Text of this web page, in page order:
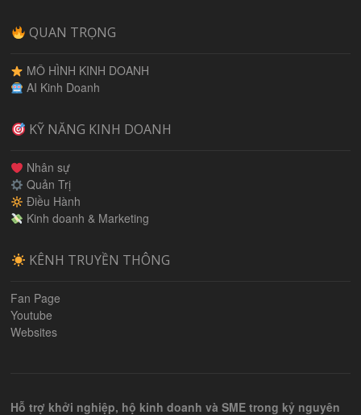
QUAN TRỌNG
MÔ HÌNH KINH DOANH
AI Kinh Doanh
KỸ NĂNG KINH DOANH
Nhân sự
Quản Trị
Điều Hành
Kinh doanh & Marketing
KÊNH TRUYỀN THÔNG
Fan Page
Youtube
Websites
Hỗ trợ khởi nghiệp, hộ kinh doanh và SME trong kỷ nguyên